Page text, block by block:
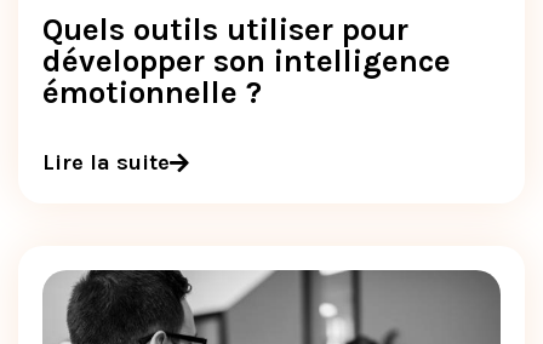
Quels outils utiliser pour
développer son intelligence
émotionnelle ?
Lire la suite